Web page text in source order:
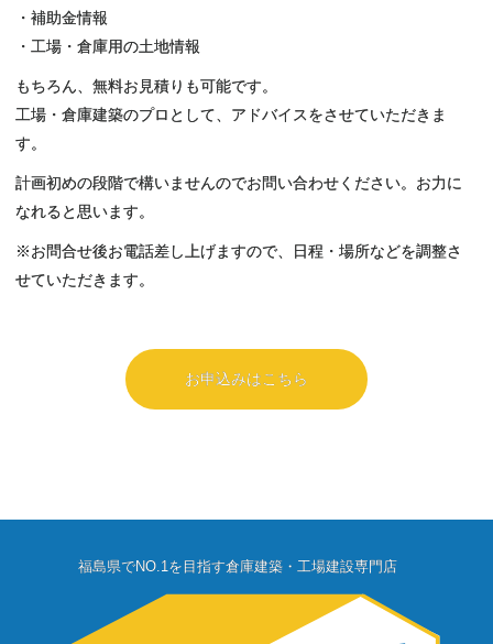
・補助金情報
・工場・倉庫用の土地情報
もちろん、無料お見積りも可能です。
工場・倉庫建築のプロとして、アドバイスをさせていただきま
す。
計画初めの段階で構いませんのでお問い合わせください。お力に
なれると思います。
※お問合せ後お電話差し上げますので、日程・場所などを調整さ
せていただきます。
お申込みはこちら
福島県でNO.1を目指す倉庫建築・工場建設専門店